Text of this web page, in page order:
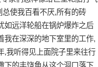
使我百看不厌,所有的砖
如远洋轮船在锅炉爆炸之后
我在深深的地下室里的工作,
,我听得见上面院子里来往行